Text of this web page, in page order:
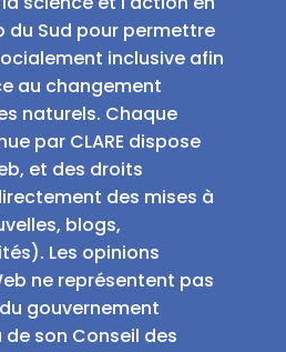
du Sud pour permettre
inclusive afin
au changement
naturels. Chaque
par CLARE dispose
et des droits
des mises à
blogs,
Les opinions
ne représentent pas
gouvernement
de son Conseil des